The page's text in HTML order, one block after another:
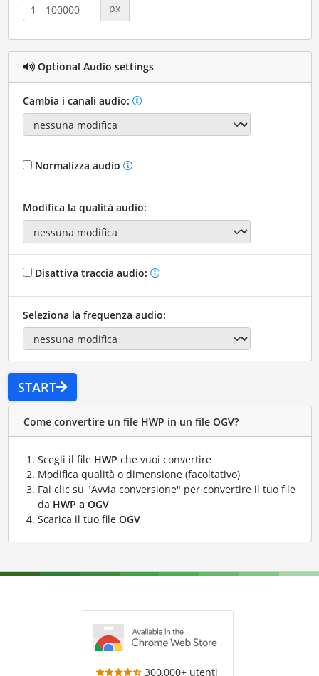
px
Optional Audio settings
Cambia i canali audio:
Normalizza audio
Modifica la qualità audio:
Disattiva traccia audio:
Seleziona la frequenza audio:
START
Come convertire un file HWP in un file OGV?
Scegli il file HWP che vuoi convertire
Modifica qualità o dimensione (facoltativo)
Fai clic su "Avvia conversione" per convertire il tuo file
da HWP a OGV
Scarica il tuo file OGV
300,000+ utenti